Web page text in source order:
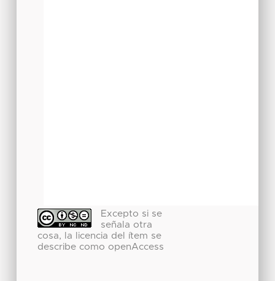
Excepto si se
señala otra
cosa, la licencia del ítem se
describe como openAccess